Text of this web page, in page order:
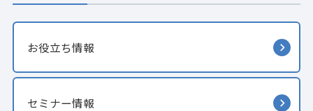
お役立ち情報
セミナー情報